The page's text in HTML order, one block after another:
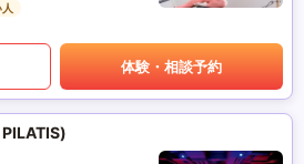
体験・相談予約